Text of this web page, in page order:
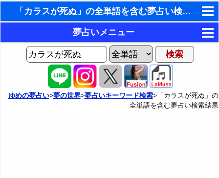
「カラスが死ぬ」の全単語を含む夢占い検索結果
東洋・西洋占星術
ホラリー占星術
手相占いで未来診断
タロットカードで無料占い
命名の姓名判断
夢占いメニュー
AIゆめの夢占いチャット
ヨセフの夢占い
夢占い掲示板
ゆめの夢占い>夢の世界>夢占いキーワード検索>「カラスが死ぬ」の
全単語を含む夢占い検索結果